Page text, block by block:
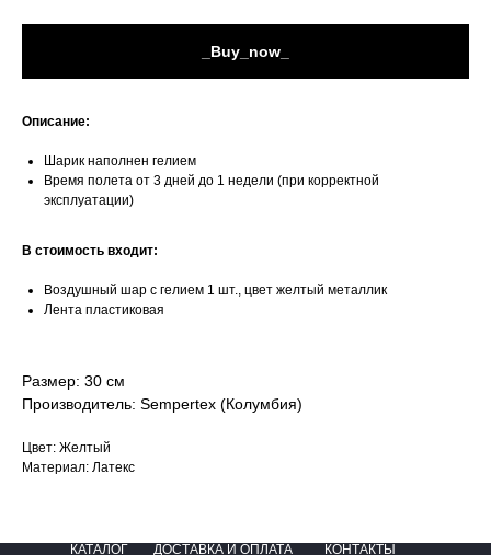
_Buy_now_
Описание:
Шарик наполнен гелием
Время полета от 3 дней до 1 недели (при корректной
эксплуатации)
В стоимость входит:
Воздушный шар с гелием 1 шт., цвет желтый металлик
Лента пластиковая
Размер: 30 см
Производитель: Sempertex (Колумбия)
Цвет: Желтый
Материал: Латекс
КАТАЛОГ ДОСТАВКА И ОПЛАТА КОНТАКТЫ